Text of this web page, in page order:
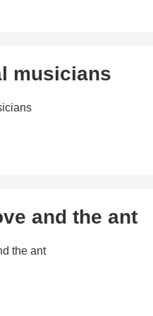
musicians
and the ant
the ant